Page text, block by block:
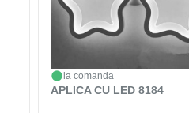
la comanda
APLICA CU LED 8184